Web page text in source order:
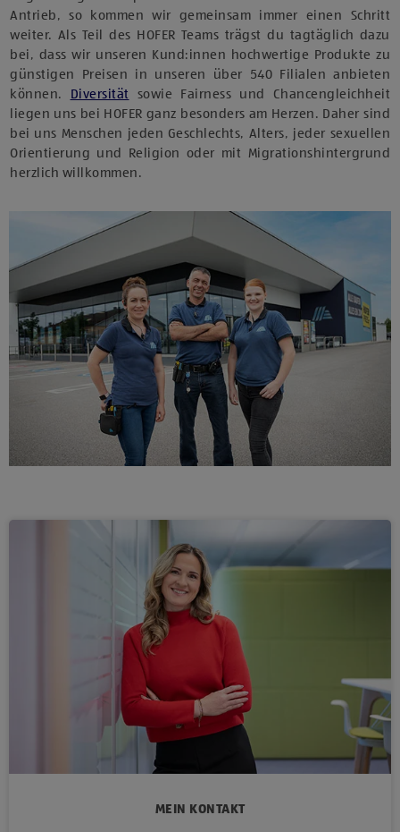
Antrieb, so kommen wir gemeinsam immer einen Schritt
weiter. Als Teil des HOFER Teams trägst du tagtäglich dazu
bei, dass wir unseren Kund:innen hochwertige Produkte zu
günstigen Preisen in unseren über 540 Filialen anbieten
können. Diversität sowie Fairness und Chancengleichheit
liegen uns bei HOFER ganz besonders am Herzen. Daher sind
bei uns Menschen jeden Geschlechts, Alters, jeder sexuellen
Orientierung und Religion oder mit Migrationshintergrund
herzlich willkommen.
MEIN KONTAKT